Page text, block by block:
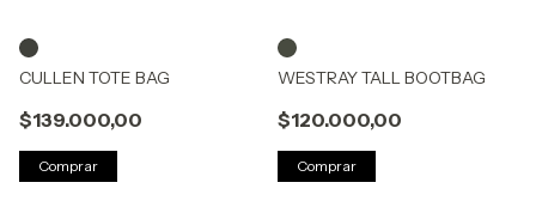
CULLEN TOTE BAG
$139.000,00
Comprar
WESTRAY TALL BOOTBAG
$120.000,00
Comprar